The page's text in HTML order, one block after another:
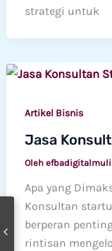
strategi untuk
Artikel Bisnis
Jasa
Oleh
Apa yang
Konsultan
berperan
rintisan